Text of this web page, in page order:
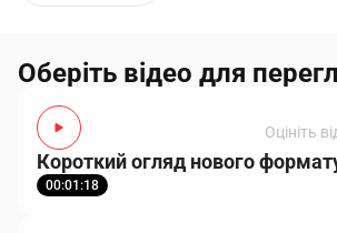
Оберіть відео для
Оцініть
Короткий огляд нового
00:01:18